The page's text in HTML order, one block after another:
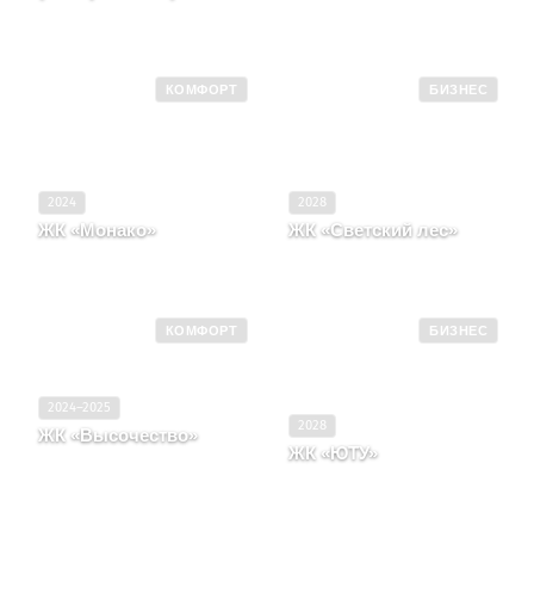
КОМФОРТ
2024
ЖК «Монако»
БИЗНЕС
2028
ЖК «Светский лес»
КОМФОРТ
2024–2025
ЖК «Высочество»
БИЗНЕС
2028
ЖК «ЮТУ»